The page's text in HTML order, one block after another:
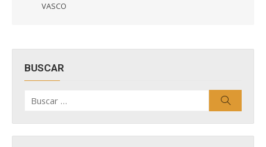
VASCO
BUSCAR
por: